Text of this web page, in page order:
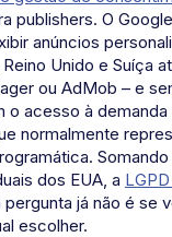
publishers. O
anúncios
Unido e Suíça
ou AdMob – e
o acesso à demanda
normalmente
Somando
dos EUA, a
pergunta já não é se
escolher.